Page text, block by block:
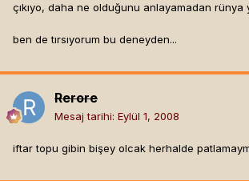
çıkıyo, daha ne olduğunu anlayamadan rünya
ben de tırsıyorum bu deneyden...
Rerore
Mesaj tarihi: Eylül 1, 2008
iftar topu gibin bişey olcak herhalde